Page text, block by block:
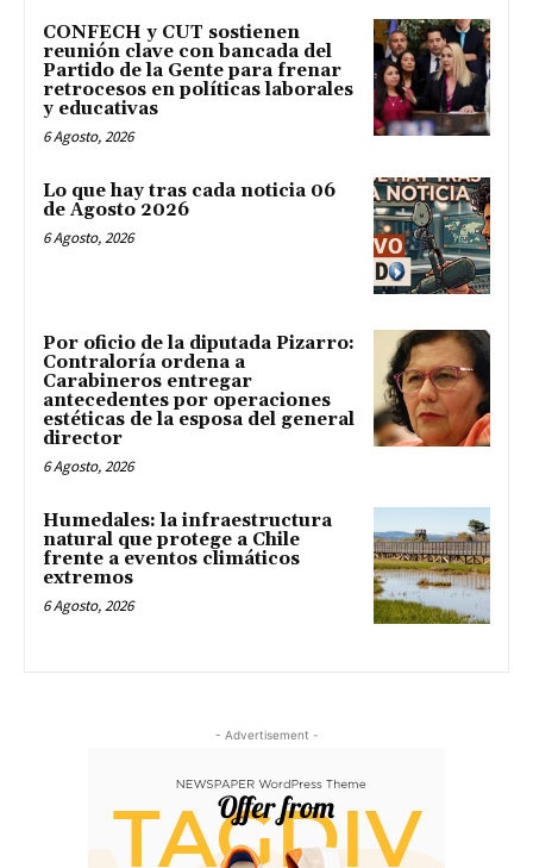
CONFECH y CUT sostienen
reunión clave con bancada del
Partido de la Gente para frenar
retrocesos en políticas laborales
y educativas
6 Agosto, 2026
Lo que hay tras cada noticia 06
de Agosto 2026
6 Agosto, 2026
Por oficio de la diputada Pizarro:
Contraloría ordena a
Carabineros entregar
antecedentes por operaciones
estéticas de la esposa del general
director
6 Agosto, 2026
Humedales: la infraestructura
natural que protege a Chile
frente a eventos climáticos
extremos
6 Agosto, 2026
- Advertisement -